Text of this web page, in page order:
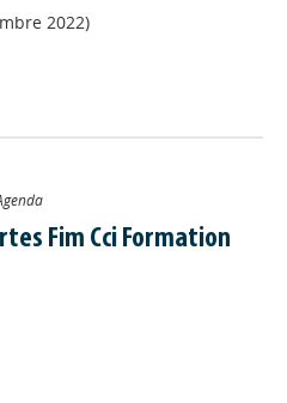
2022)
Fim Cci Formation